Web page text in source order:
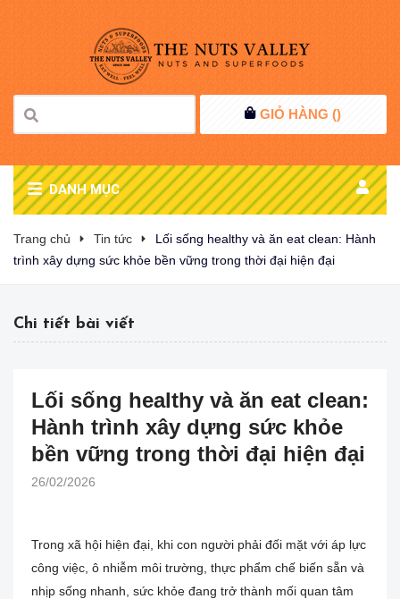
GIỎ HÀNG ()
DANH MỤC
Trang chủ Tin tức
Lối sống healthy và ăn eat clean: Hành
trình xây dựng sức khỏe bền vững trong thời đại hiện đại
Chi tiết bài viết
Lối sống healthy và ăn eat clean:
Hành trình xây dựng sức khỏe
bền vững trong thời đại hiện đại
26/02/2026
Trong xã hội hiện đại, khi con người phải đối mặt với áp lực
công việc, ô nhiễm môi trường, thực phẩm chế biến sẵn và
nhịp sống nhanh, sức khỏe đang trở thành mối quan tâm